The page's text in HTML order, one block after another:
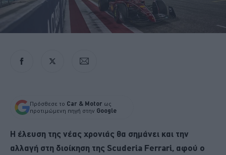
Πρόσθεσε το Car & Motor ως
προτιμώμενη πηγή στην Google
Η έλευση της νέας χρονιάς θα σημάνει και την
αλλαγή στη διοίκηση της Scuderia Ferrari, αφού ο